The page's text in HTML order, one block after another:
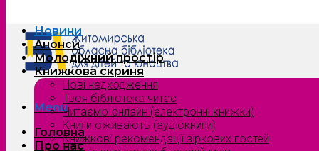
Menu
Головна
Про нас
Новини
Анонси
Молодіжний простір
Книжкова скриня
Нові надходження
Твоя бібліотека читає
Читаємо онлайн (електронні книжки)
Книги оживають (аудіокниги)
Книжкові рекомендації зіркових гостей